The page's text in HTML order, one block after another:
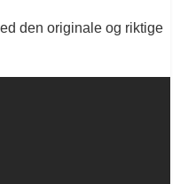
den originale og riktige